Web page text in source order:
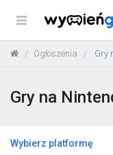
Menu
Ogłoszenia Gry
Gry na
Wybierz platformę